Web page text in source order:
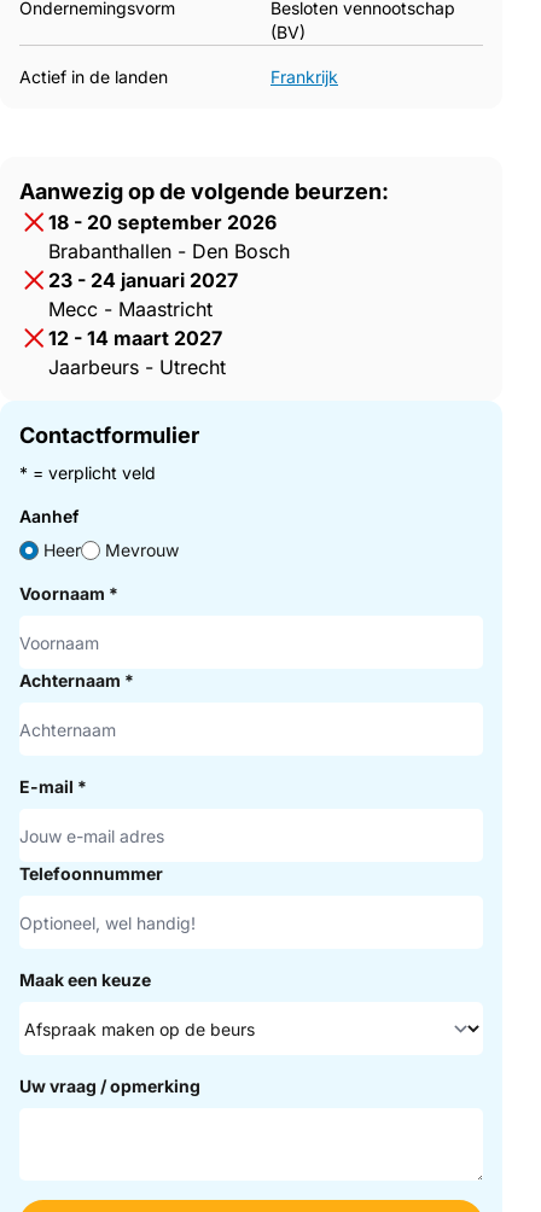
Ondernemingsvorm
Besloten vennootschap
(BV)
Actief in de landen Frankrijk
Aanwezig op de volgende beurzen:
18 - 20 september 2026
Brabanthallen - Den Bosch
23 - 24 januari 2027
Mecc - Maastricht
12 - 14 maart 2027
Jaarbeurs - Utrecht
Contactformulier
* = verplicht veld
Aanhef
Heer
Mevrouw
Voornaam *
Achternaam *
E-mail *
Telefoonnummer
Maak een keuze
Uw vraag / opmerking